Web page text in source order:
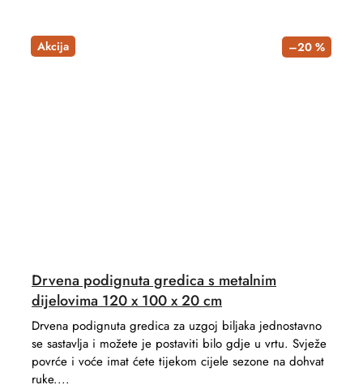
Akcija –20 %
Drvena podignuta gredica s metalnim
dijelovima 120 x 100 x 20 cm
Drvena podignuta gredica za uzgoj biljaka jednostavno
se sastavlja i možete je postaviti bilo gdje u vrtu. Svježe
povrće i voće imat ćete tijekom cijele sezone na dohvat
ruke....